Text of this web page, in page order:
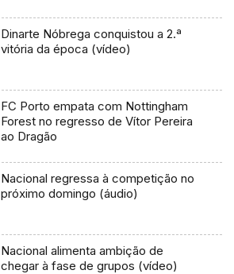
Dinarte Nóbrega conquistou a 2.ª
vitória da época (vídeo)
FC Porto empata com Nottingham
Forest no regresso de Vítor Pereira
ao Dragão
Nacional regressa à competição no
próximo domingo (áudio)
Nacional alimenta ambição de
chegar à fase de grupos (vídeo)